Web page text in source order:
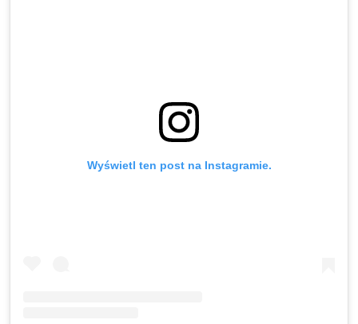
Wyświetl ten post na Instagramie.